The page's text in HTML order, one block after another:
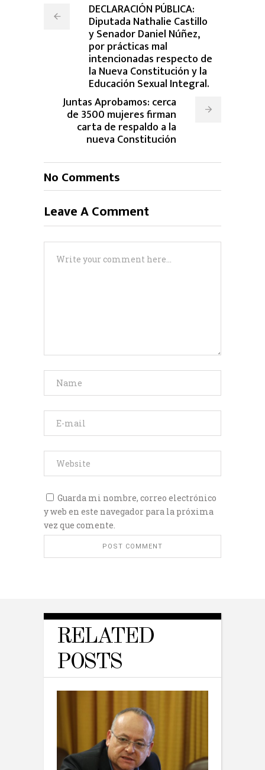
DECLARACIÓN PÚBLICA:
Diputada Nathalie Castillo
y Senador Daniel Núñez,
por prácticas mal
intencionadas respecto de
la Nueva Constitución y la
Educación Sexual Integral.
Juntas Aprobamos: cerca
de 3500 mujeres firman
carta de respaldo a la
nueva Constitución
No Comments
Leave A Comment
Guarda mi nombre, correo electrónico
y web en este navegador para la próxima
vez que comente.
RELATED
POSTS